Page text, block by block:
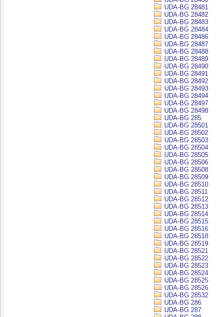
UDA-BG 28481
UDA-BG 28482
UDA-BG 28483
UDA-BG 28484
UDA-BG 28486
UDA-BG 28487
UDA-BG 28488
UDA-BG 28489
UDA-BG 28490
UDA-BG 28491
UDA-BG 28492
UDA-BG 28493
UDA-BG 28494
UDA-BG 28497
UDA-BG 28498
UDA-BG 285
UDA-BG 28501
UDA-BG 28502
UDA-BG 28503
UDA-BG 28504
UDA-BG 28505
UDA-BG 28506
UDA-BG 28508
UDA-BG 28509
UDA-BG 28510
UDA-BG 28511
UDA-BG 28512
UDA-BG 28513
UDA-BG 28514
UDA-BG 28515
UDA-BG 28516
UDA-BG 28518
UDA-BG 28519
UDA-BG 28521
UDA-BG 28522
UDA-BG 28523
UDA-BG 28524
UDA-BG 28525
UDA-BG 28526
UDA-BG 28532
UDA-BG 286
UDA-BG 287